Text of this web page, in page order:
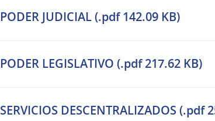
PODER JUDICIAL (.pdf 142.09 KB)
PODER LEGISLATIVO (.pdf 217.62 KB)
SERVICIOS DESCENTRALIZADOS (.pdf